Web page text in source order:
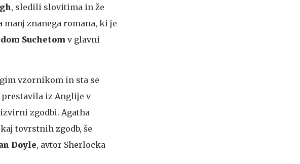
, sledili slovitima in že
znanega romana, ki je
Suchetom v glavni
vzornikom in sta se
iz Anglije v
zgodbi. Agatha
tovrstnih zgodb, še
Doyle, avtor Sherlocka